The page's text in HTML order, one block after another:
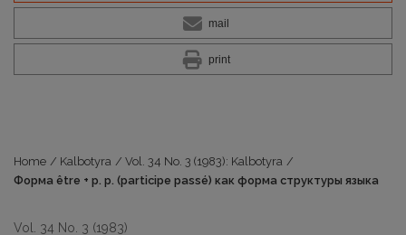
mail
print
Home / Kalbotyra / Vol. 34 No. 3 (1983): Kalbotyra /
Форма être + р. р. (participe passé) как форма cтpуктуры языка
Vol. 34 No. 3 (1983)